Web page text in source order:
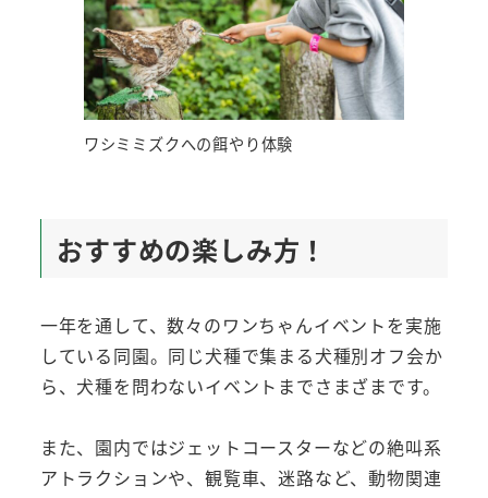
ワシミミズクへの餌やり体験
おすすめの楽しみ方！
一年を通して、数々のワンちゃんイベントを実施
している同園。同じ犬種で集まる犬種別オフ会か
ら、犬種を問わないイベントまでさまざまです。
また、園内ではジェットコースターなどの絶叫系
アトラクションや、観覧車、迷路など、動物関連